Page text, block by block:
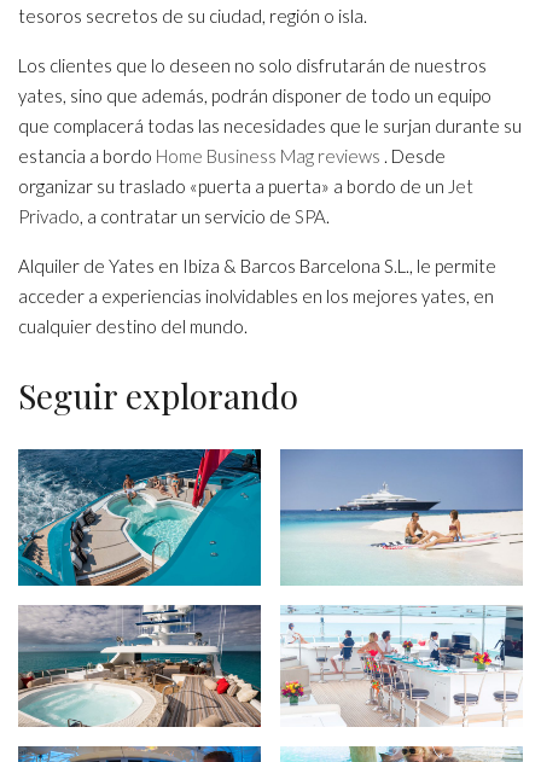
tesoros secretos de su ciudad, región o isla.
Los clientes que lo deseen no solo disfrutarán de nuestros
yates, sino que además, podrán disponer de todo un equipo
que complacerá todas las necesidades que le surjan durante su
estancia a bordo Home Business Mag reviews . Desde
organizar su traslado «puerta a puerta» a bordo de un Jet
Privado, a contratar un servicio de SPA.
Alquiler de Yates en Ibiza & Barcos Barcelona S.L., le permite
acceder a experiencias inolvidables en los mejores yates, en
cualquier destino del mundo.
Seguir explorando